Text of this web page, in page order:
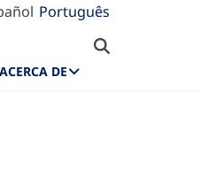
Português
ACERCA DE